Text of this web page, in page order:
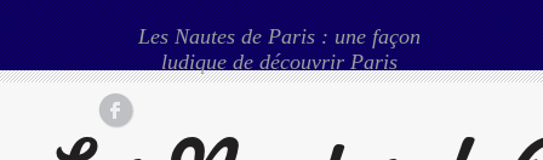
Les Nautes de Paris : une façon
ludique de découvrir Paris